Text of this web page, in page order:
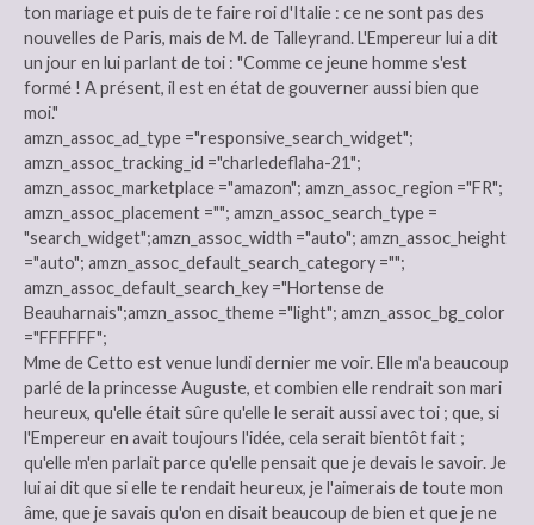
ton mariage et puis de te faire roi d'Italie : ce ne sont pas des
nouvelles de Paris, mais de M. de Talleyrand. L'Empereur lui a dit
un jour en lui parlant de toi : "Comme ce jeune homme s'est
formé ! A présent, il est en état de gouverner aussi bien que
moi."
amzn_assoc_ad_type ="responsive_search_widget";
amzn_assoc_tracking_id ="charledeflaha-21";
amzn_assoc_marketplace ="amazon"; amzn_assoc_region ="FR";
amzn_assoc_placement =""; amzn_assoc_search_type =
"search_widget";amzn_assoc_width ="auto"; amzn_assoc_height
="auto"; amzn_assoc_default_search_category ="";
amzn_assoc_default_search_key ="Hortense de
Beauharnais";amzn_assoc_theme ="light"; amzn_assoc_bg_color
="FFFFFF";
Mme de Cetto est venue lundi dernier me voir. Elle m'a beaucoup
parlé de la princesse Auguste, et combien elle rendrait son mari
heureux, qu'elle était sûre qu'elle le serait aussi avec toi ; que, si
l'Empereur en avait toujours l'idée, cela serait bientôt fait ;
qu'elle m'en parlait parce qu'elle pensait que je devais le savoir. Je
lui ai dit que si elle te rendait heureux, je l'aimerais de toute mon
âme, que je savais qu'on en disait beaucoup de bien et que je ne